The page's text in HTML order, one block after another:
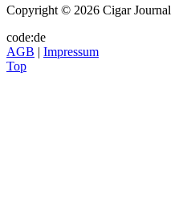
Copyright © 2026 Cigar Journal
code:de
AGB | Impressum
Top